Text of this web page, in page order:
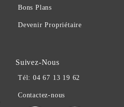
Bons Plans
Devenir Propriétaire
Suivez-Nous
Tél: 04 67 13 19 62
Contactez-nous